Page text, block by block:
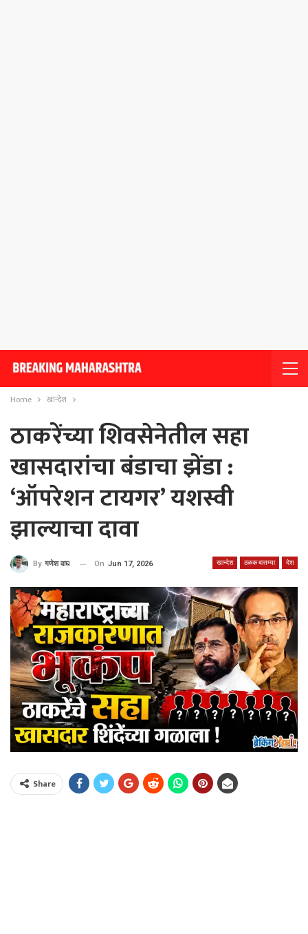
Home खान्देश
ठाकरेंच्या शिवसेनेतील सहा
खासदारांचा बंडाचा झेंडा :
‘ऑपरेशन टायगर’ यशस्वी
झाल्याचा दावा
खान्देश ठळक बातम्या देश
By गणेश वाघ On Jun 17, 2026
Share